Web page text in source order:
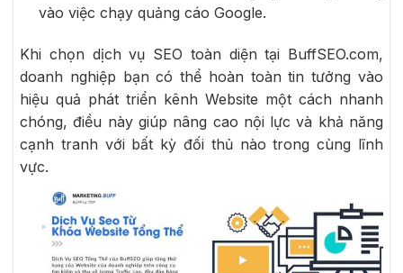
vào việc chạy quảng cáo Google.
Khi chọn dịch vụ SEO toàn diện tại BuffSEO.com,
doanh nghiệp bạn có thể hoàn toàn tin tưởng vào
hiệu quả phát triển kênh Website một cách nhanh
chóng, điều này giúp nâng cao nội lực và khả năng
cạnh tranh với bất kỳ đối thủ nào trong cùng lĩnh
vực.